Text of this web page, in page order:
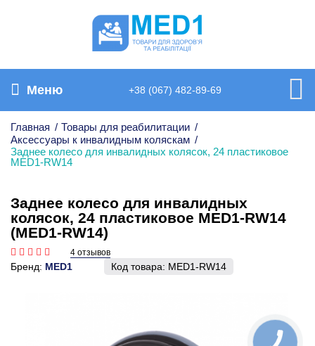
Меню +38 (067) 482-89-69
Главная / Товары для реабилитации /
Аксессуары к инвалидным коляскам /
Заднее колесо для инвалидных колясок, 24 пластиковое
MED1-RW14
Заднее колесо для инвалидных
колясок, 24 пластиковое MED1-RW14
(MED1-RW14)
4 отзывов
Бренд: MED1 Код товара: MED1-RW14